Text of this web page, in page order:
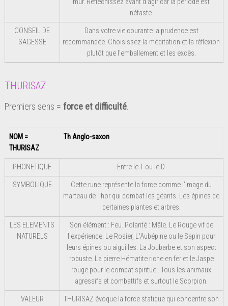
néfaste.
CONSEIL DE
SAGESSE
Dans votre vie courante la prudence est
recommandée. Choisissez la méditation et la réflexion
plutôt que l'emballement et les excès.
THURISAZ
Premiers sens = force et difficulté.
NOM =
THURISAZ
Th Anglo-saxon
PHONETIQUE Entre le T ou le D.
SYMBOLIQUE
Cette rune représente la force comme l'image du
marteau de Thor qui combat les géants. Les épines de
certaines plantes et arbres.
LES ELEMENTS
NATURELS
Son élément : Feu. Polarité : Mâle. Le Rouge vif de
l'expérience. Le Rosier, L'Aubépine ou le Sapin pour
leurs épines ou aiguilles. La Joubarbe et son aspect
robuste. La pierre Hématite riche en fer et le Jaspe
rouge pour le combat spirituel. Tous les animaux
agressifs et combattifs et surtout le Scorpion.
VALEUR
THURISAZ évoque la force statique qui concentre son